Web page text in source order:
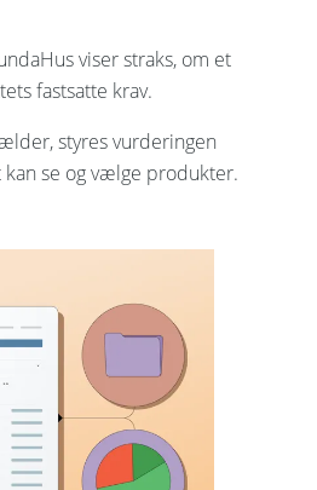
viser straks, om et
fastsatte krav.
styres vurderingen
se og vælge produkter.